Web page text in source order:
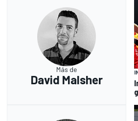
Más de
David Malsher